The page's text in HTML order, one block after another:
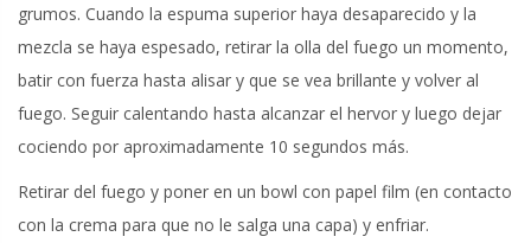
grumos. Cuando la espuma superior haya desaparecido y la
mezcla se haya espesado, retirar la olla del fuego un momento,
batir con fuerza hasta alisar y que se vea brillante y volver al
fuego. Seguir calentando hasta alcanzar el hervor y luego dejar
cociendo por aproximadamente 10 segundos más.
Retirar del fuego y poner en un bowl con papel film (en contacto
con la crema para que no le salga una capa) y enfriar.